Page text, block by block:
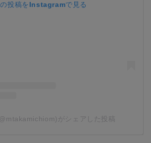
の投稿をInstagramで見る
がシェアした投稿